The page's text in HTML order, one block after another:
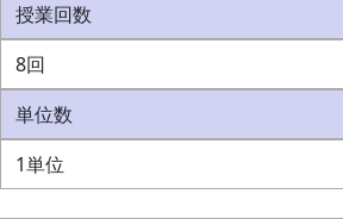
授業回数
8回
単位数
1単位